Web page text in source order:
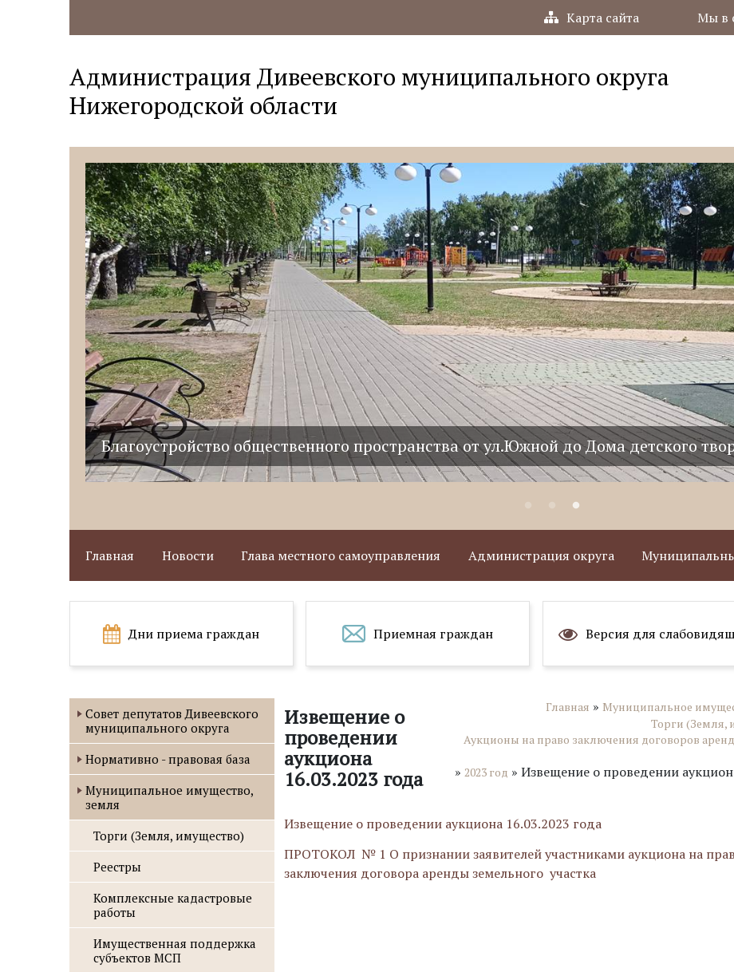
Карта сайта Мы в
Администрация Дивеевского муниципального округа
Нижегородской области
Благоустройство общественного пространства от ул.Южной до Дома детского
Главная Новости Глава местного самоуправления Администрация округа
Дни приема граждан Приемная граждан Версия для
Совет депутатов Дивеевского
муниципального округа
Нормативно - правовая база
Муниципальное имущество,
земля
Торги (Земля, имущество)
Реестры
Комплексные кадастровые
работы
Имущественная поддержка
субъектов МСП
Извещение о
проведении
аукциона
16.03.2023 года
Главная » Муниципальное
Торги (Земля,
Аукционы на право заключения договоров
»2023 год »Извещение о проведении
Извещение о проведении аукциона 16.03.2023 года
ПРОТОКОЛ № 1 О признании заявителей участниками аукциона на
заключения договора аренды земельного участка